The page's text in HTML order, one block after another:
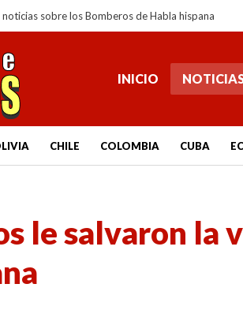
noticias sobre los Bomberos de Habla hispana
INICIO
CHILE COLOMBIA CUBA
le salvaron la